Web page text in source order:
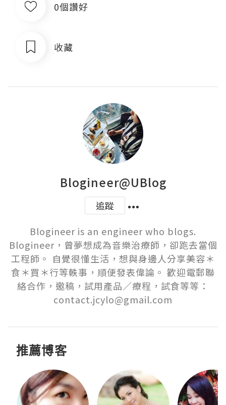
0個讚好
收藏
Blogineer@UBlog
追蹤
Blogineer is an engineer who blogs.
Blogineer，曾夢想成為音樂治療師，卻跑去當個
工程師。 自覺很懂生活，想與身邊人分享美容＊
食＊買＊行等軼事，順便發表偉論。 歡迎電郵聯
絡合作，邀稿，試用產品／療程，試食等等：
contact.jcylo@gmail.com
推薦博客